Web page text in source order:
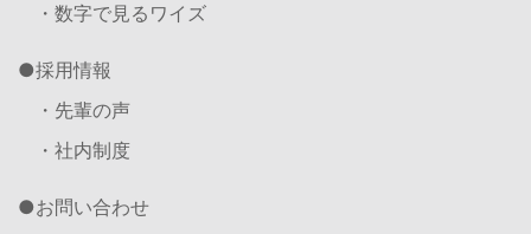
・数字で見るワイズ
採用情報
・先輩の声
・社内制度
お問い合わせ